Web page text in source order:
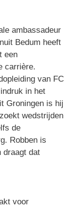
ambassadeur
Bedum heeft
een
carrière.
van FC
in het
Groningen is hij
wedstrijden
de
Robben is
draagt dat
voor